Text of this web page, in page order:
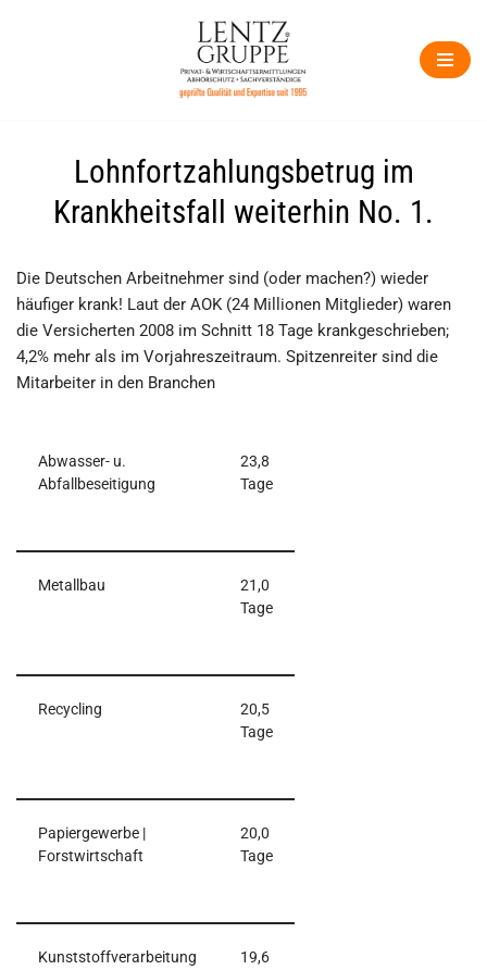
Lohnfortzahlungsbetrug im
Krankheitsfall weiterhin No. 1.
Die Deutschen Arbeitnehmer sind (oder machen?) wieder
häufiger krank! Laut der AOK (24 Millionen Mitglieder) waren
die Versicherten 2008 im Schnitt 18 Tage krankgeschrieben;
4,2% mehr als im Vorjahreszeitraum. Spitzenreiter sind die
Mitarbeiter in den Branchen
Abwasser- u.
Abfallbeseitigung
23,8
Tage
Metallbau
21,0
Tage
Recycling
20,5
Tage
Papiergewerbe |
Forstwirtschaft
20,0
Tage
Kunststoffverarbeitung
19,6